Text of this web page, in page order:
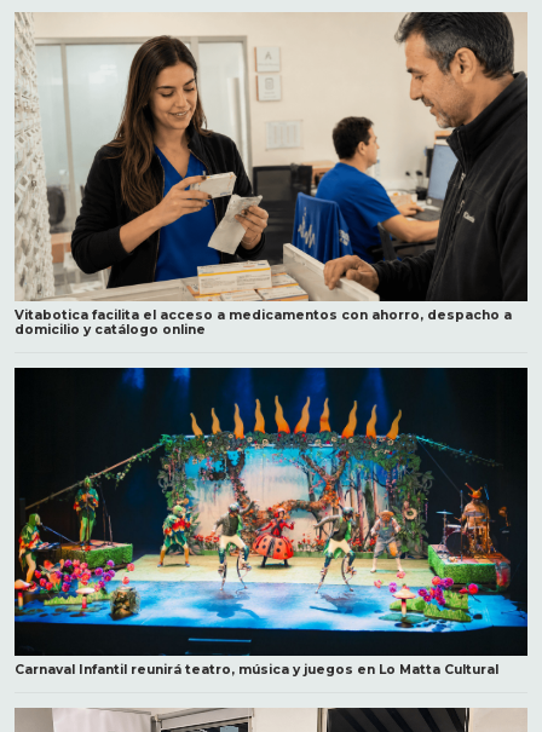
Vitabotica facilita el acceso a medicamentos con ahorro, despacho a
domicilio y catálogo online
Carnaval Infantil reunirá teatro, música y juegos en Lo Matta Cultural